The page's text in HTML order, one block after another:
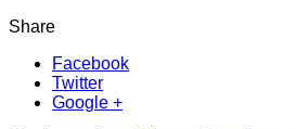
Share
Facebook
Twitter
Google +